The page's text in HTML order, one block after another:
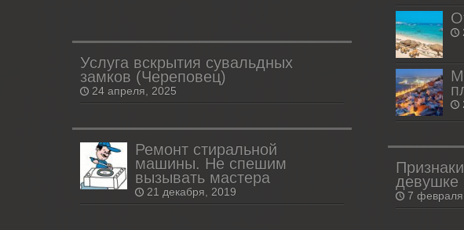
Услуга вскрытия сувальдных
замков (Череповец)
24 апреля, 2025
Ремонт стиральной
машины. Не спешим
вызывать мастера
21 декабря, 2019
девушке
7